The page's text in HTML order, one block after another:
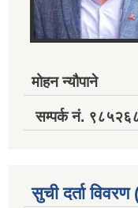
मोहन न्यौपाने
सम्पर्क नं.
सुची दर्ता